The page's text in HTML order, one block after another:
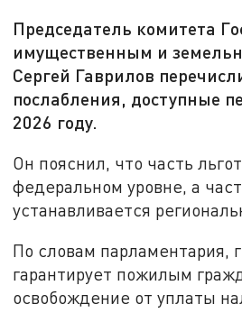
Председатель комитета
имущественным и
Сергей Гаврилов
послабления, доступные
2026 году.
Он пояснил, что часть
федеральном уровне, а
устанавливается
По словам парламентария,
гарантирует пожилым
освобождение от уплаты